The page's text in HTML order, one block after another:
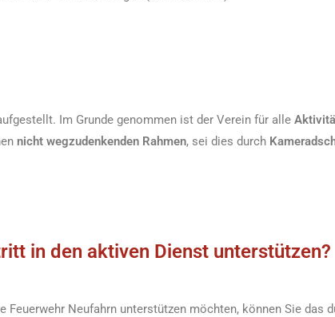
Im Grunde genommen ist der Verein für alle
nicht wegzudenkenden Rahmen, sei dies durch
in den aktiven Dienst unterstützen?
Neufahrn unterstützen möchten, können Sie das